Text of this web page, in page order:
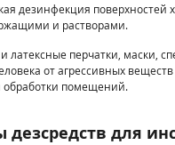
дезинфекция поверхностей
и растворами.
латексные перчатки, маски,
от агрессивных
обработки помещений.
дезсредств для